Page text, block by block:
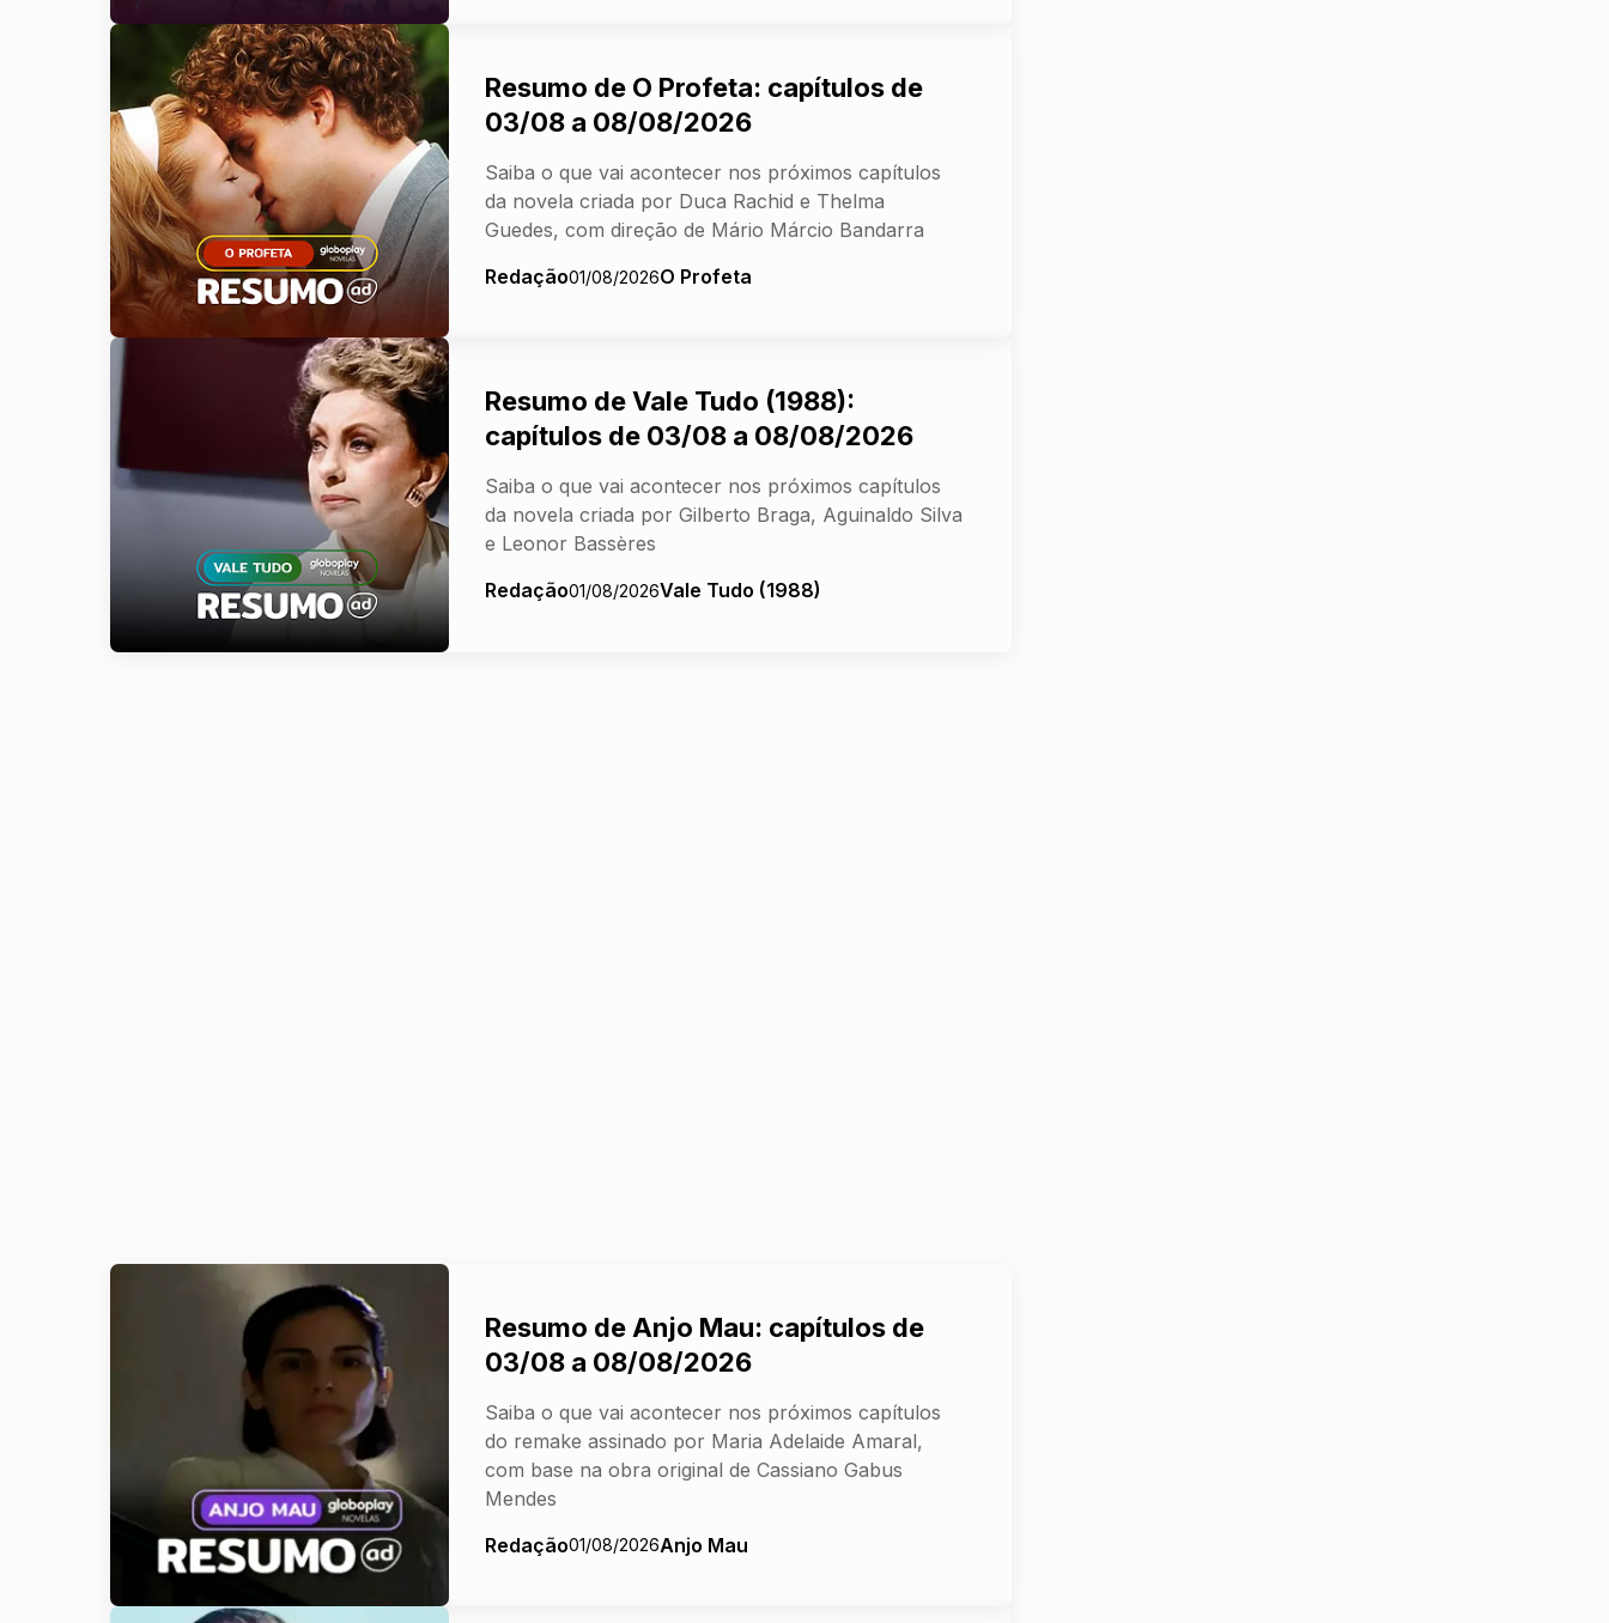
Resumo de O Profeta: capítulos de
03/08 a 08/08/2026
Saiba o que vai acontecer nos próximos capítulos
da novela criada por Duca Rachid e Thelma
Guedes, com direção de Mário Márcio Bandarra
Redação01/08/2026O Profeta
Resumo de Vale Tudo (1988):
capítulos de 03/08 a 08/08/2026
Saiba o que vai acontecer nos próximos capítulos
da novela criada por Gilberto Braga, Aguinaldo Silva
e Leonor Bassères
Redação01/08/2026Vale Tudo (1988)
Resumo de Anjo Mau: capítulos de
03/08 a 08/08/2026
Saiba o que vai acontecer nos próximos capítulos
do remake assinado por Maria Adelaide Amaral,
com base na obra original de Cassiano Gabus
Mendes
Redação01/08/2026Anjo Mau